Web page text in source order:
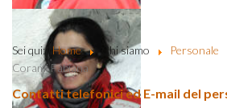
Sei qui: Home Chi siamo Personale
Corami Fabiana
Contatti telefonici ed E-mail del